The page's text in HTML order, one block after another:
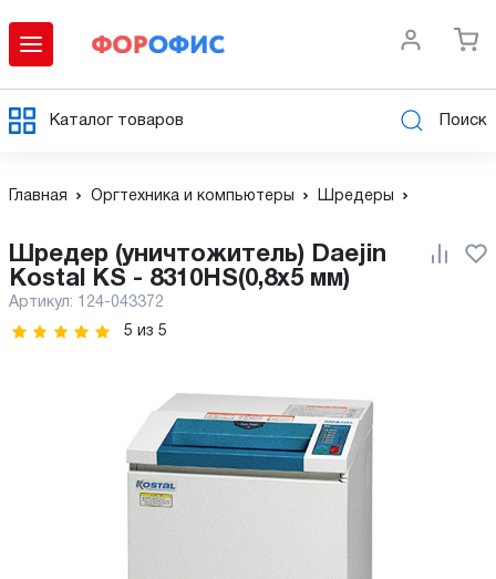
Каталог товаров Поиск
Главная Оргтехника и компьютеры Шредеры
Шредер (уничтожитель) Daejin
Kostal KS - 8310HS(0,8х5 мм)
Артикул: 124-043372
5 из 5